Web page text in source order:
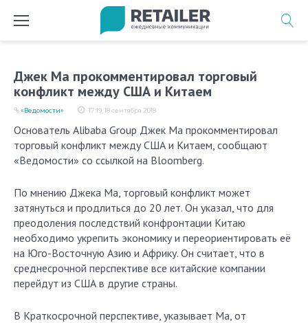
Джек Ма прокомментировал торговый
конфликт между США и Китаем
17:19, 18 сентября 2018
«Ведомости»
Основатель Alibaba Group Джек Ма прокомментировал
торговый конфликт между США и Китаем, сообщают
«Ведомости» со ссылкой на Bloomberg.
По мнению Джека Ма, торговый конфликт может
затянуться и продлиться до 20 лет. Он указал, что для
преодоления последствий конфронтации Китаю
необходимо укрепить экономику и переориентировать её
на Юго-Восточную Азию и Африку. Он считает, что в
среднесрочной перспективе все китайские компании
перейдут из США в другие страны.
В Краткосрочной перспективе, указывает Ма, от